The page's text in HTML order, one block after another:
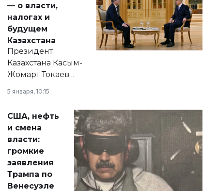
— о власти,
налогах и
будущем
Казахстана
Президент
Казахстана Касым-
Жомарт Токаев
сразу несколько
актуальных тем —
от слухов о
политических
реформах до
вопросов армии,
экономики и
личного здоровья.
5 января, 10:15
США, нефть
и смена
власти:
громкие
заявления
Трампа по
Венесуэле